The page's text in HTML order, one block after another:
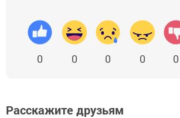
0 0 0 0 0
Расскажите друзьям